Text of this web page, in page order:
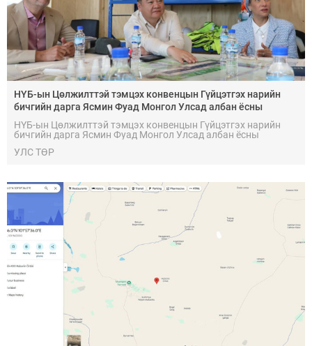
НҮБ-ын Цөлжилттэй тэмцэх конвенцын Гүйцэтгэх нарийн
бичгийн дарга Ясмин Фуад Монгол Улсад албан ёсны
айлчлал хийж байна
НҮБ-ын Цөлжилттэй тэмцэх конвенцын Гүйцэтгэх нарийн
бичгийн дарга Ясмин Фуад Монгол Улсад албан ёсны
сарын 17–28-ны өдрүүдэд Улаанбаатар хотноо НҮБ-ын
манай улсын зохион байгуулж буй байгаль орчны салбарын
хамгийн том олон улсын арга хэмжээ юм.
УЛС ТӨР